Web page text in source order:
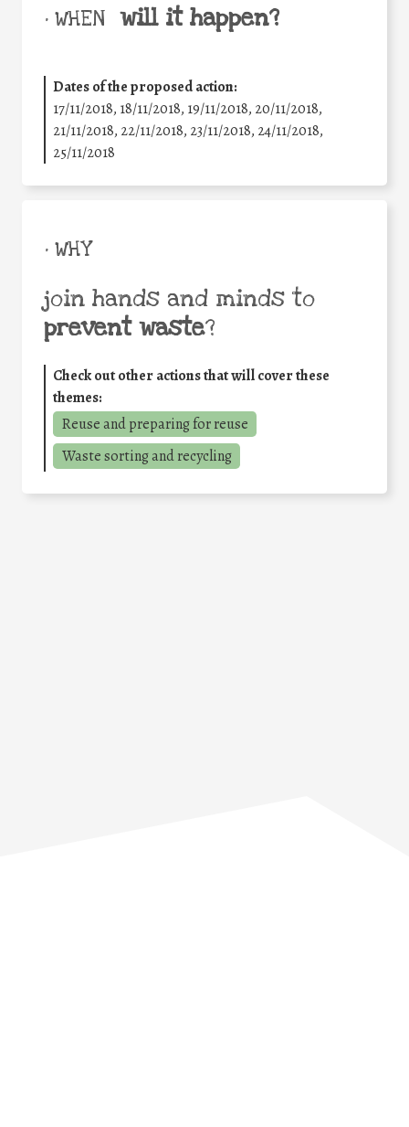
• WHEN will it happen?
Dates of the proposed action:
17/11/2018, 18/11/2018, 19/11/2018, 20/11/2018,
21/11/2018, 22/11/2018, 23/11/2018, 24/11/2018,
25/11/2018
• WHY
join hands and minds to
prevent waste?
Check out other actions that will cover these
themes:
Reuse and preparing for reuse
Waste sorting and recycling